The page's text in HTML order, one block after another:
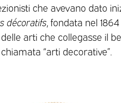
che avevano dato
décoratifs , fondata nel
arti che collegasse il
“arti decorative”.